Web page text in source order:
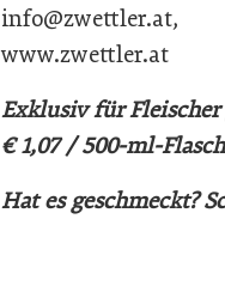
info@zwettler.at,
www.zwettler.at
Exklusiv für
€ 1,07 / 500-ml-
Hat es geschmeckt?